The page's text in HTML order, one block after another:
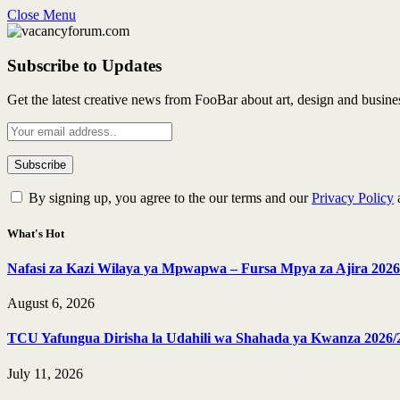
Close Menu
Subscribe to Updates
Get the latest creative news from FooBar about art, design and
By signing up, you agree to the our terms and ourPrivacy Policy
What's Hot
Nafasi za Kazi Wilaya ya Mpwapwa – Fursa Mpya za Ajira 2026
August 6, 2026
TCU Yafungua Dirisha la Udahili wa Shahada ya Kwanza 2026/
July 11, 2026